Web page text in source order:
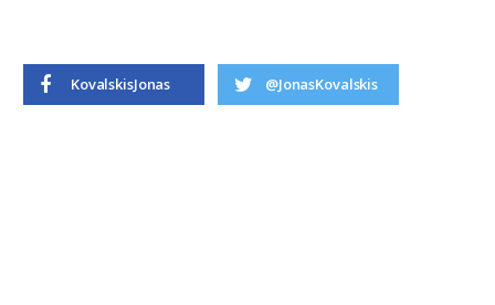
KovalskisJonas @JonasKovalskis